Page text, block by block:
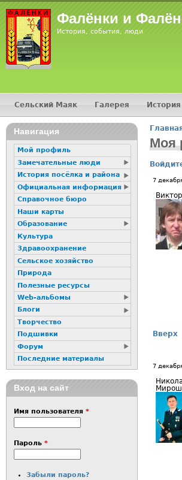
Фалёнки и
История, события, люди
Вы
Моя
7
Вверх
7
Главное меню
Сельский Маяк Галерея История
Навигация
Мой профиль
Замечательные люди
История посёлка и района
Официальная информация
Справочное бюро
Наши карты
Образование
Культура
Здравоохранение
Сельское хозяйство
Природа
Полезные ресурсы
Web-альбомы
Блоги
Творчество
Подшивки
Форум
Последние материалы
Вход на сайт
Имя пользователя *
Пароль *
Забыли пароль?